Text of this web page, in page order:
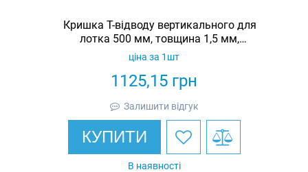
Кришка Т-відводу вертикального для
лотка 500 мм, товщина 1,5 мм,
гарячеоцинкована, Eurotray
1125,15 грн
ціна за 1шт
Залишити відгук
КУПИТИ
В наявності